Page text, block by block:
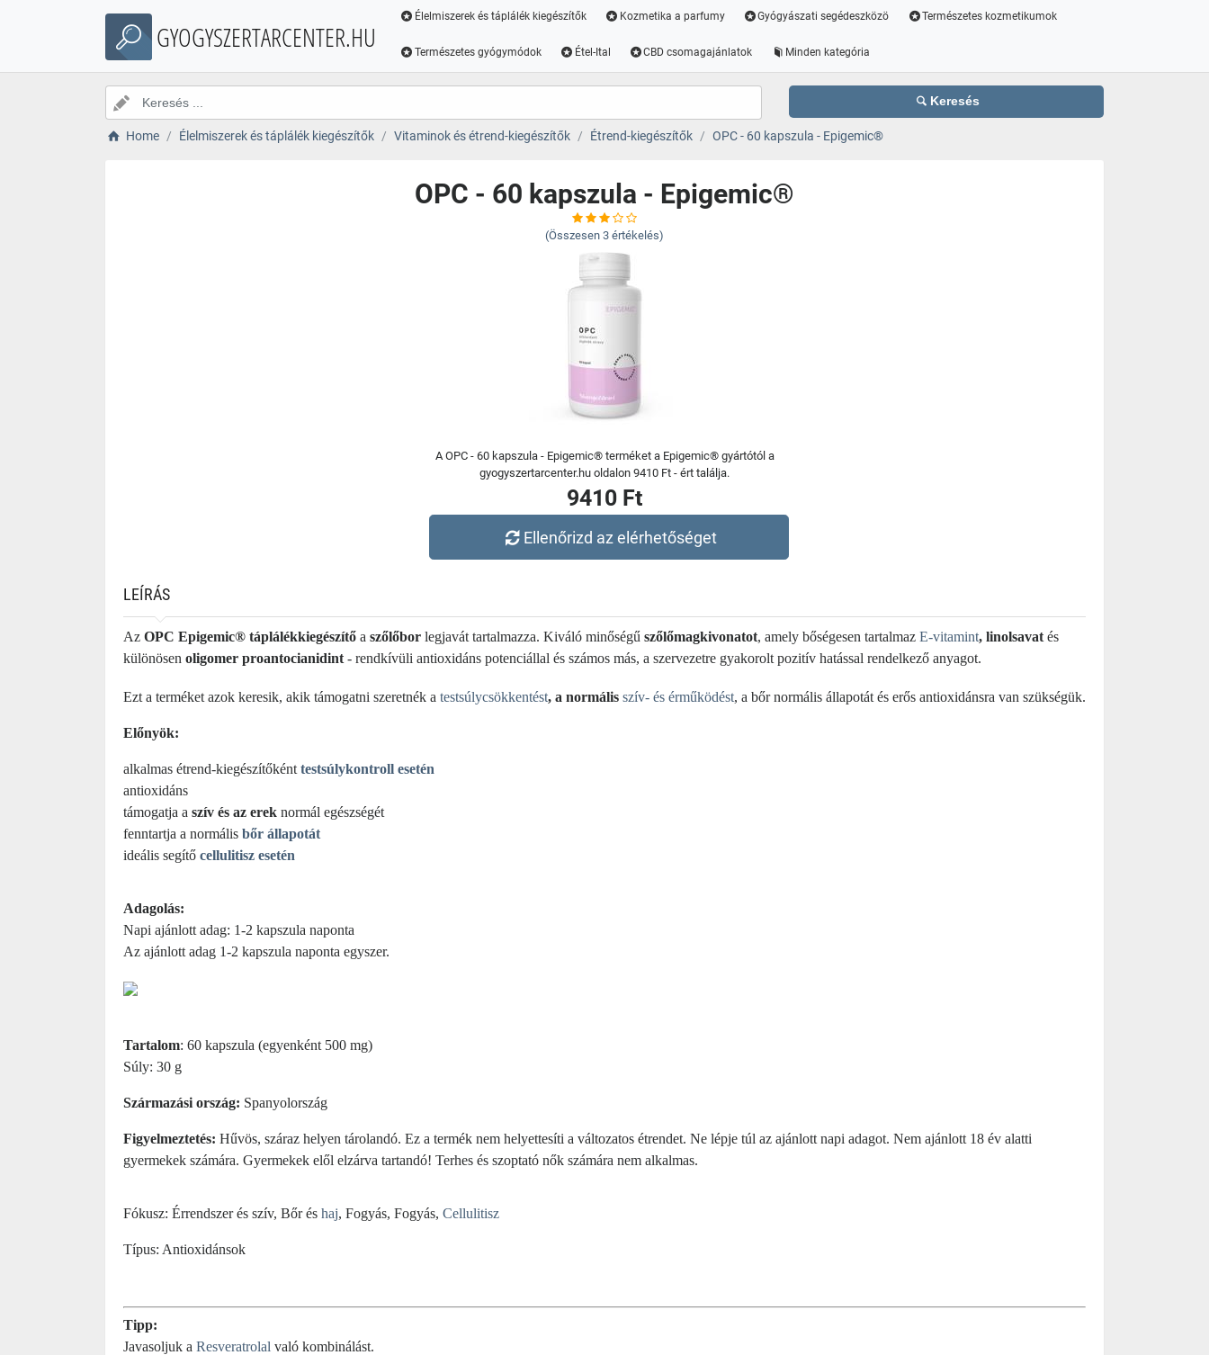
GYOGYSZERTARCENTER.HU
Élelmiszerek és táplálék kiegészítők Kozmetika a parfumy Gyógyászati segédeszközö Természetes kozmetikumok
Természetes gyógymódok Étel-Ital CBD csomagajánlatok Minden kategória
Keresés
Home Élelmiszerek és táplálék kiegészítők Vitaminok és étrend-kiegészítők Étrend-kiegészítők OPC - 60 kapszula - Epigemic®
OPC - 60 kapszula - Epigemic®
(Összesen 3 értékelés)
A OPC - 60 kapszula - Epigemic® terméket a Epigemic® gyártótól a
gyogyszertarcenter.hu oldalon 9410 Ft - ért találja.
9410 Ft
Ellenőrizd az elérhetőséget
LEÍRÁS
Az OPC Epigemic® táplálékkiegészítő a szőlőbor legjavát tartalmazza. Kiváló minőségű szőlőmagkivonatot, amely bőségesen tartalmaz E-vitamint, linolsavat és
különösen oligomer proantocianidint - rendkívüli antioxidáns potenciállal és számos más, a szervezetre gyakorolt pozitív hatással rendelkező anyagot.
Ezt a terméket azok keresik, akik támogatni szeretnék a testsúlycsökkentést, a normális szív- és érműködést, a bőr normális állapotát és erős antioxidánsra van szükségük.
Előnyök:
alkalmas étrend-kiegészítőként testsúlykontroll esetén
antioxidáns
támogatja a szív és az erek normál egészségét
fenntartja a normális bőr állapotát
ideális segítő cellulitisz esetén
Adagolás:
Napi ajánlott adag: 1-2 kapszula naponta
Az ajánlott adag 1-2 kapszula naponta egyszer.
Tartalom: 60 kapszula (egyenként 500 mg)
Súly: 30 g
Származási ország: Spanyolország
Figyelmeztetés: Hűvös, száraz helyen tárolandó. Ez a termék nem helyettesíti a változatos étrendet. Ne lépje túl az ajánlott napi adagot. Nem ajánlott 18 év alatti
gyermekek számára. Gyermekek elől elzárva tartandó! Terhes és szoptató nők számára nem alkalmas.
Fókusz: Érrendszer és szív, Bőr és haj, Fogyás, Fogyás, Cellulitisz
Típus: Antioxidánsok
Tipp:
Javasoljuk a Resveratrolal való kombinálást.